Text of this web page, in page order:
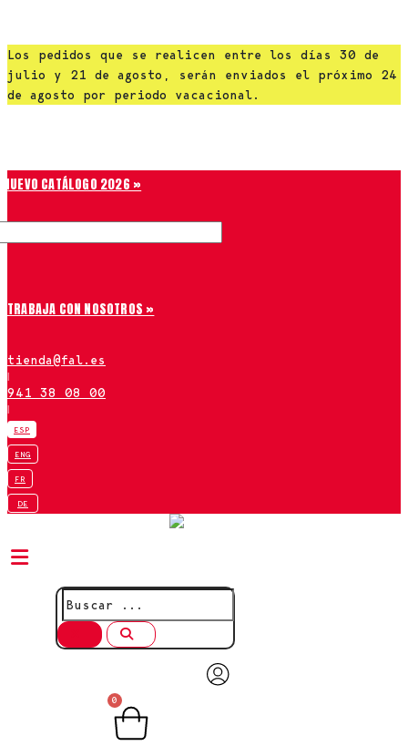
Los pedidos que se realicen entre los días 30 de
julio y 21 de agosto, serán enviados el próximo 24
de agosto por periodo vacacional.
NUEVO CATÁLOGO 2026 »
TRABAJA CON NOSOTROS »
tienda@fal.es
941 38 08 00
ESP
ENG
FR
DE
0